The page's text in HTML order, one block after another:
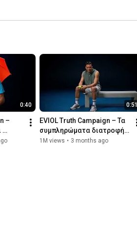
0:40
–
0:51
EVIOL Truth Campaign – Τα
συμπληρώματα διατροφής
δεν υποκαθιστούν μία
1M views • 3 months ago